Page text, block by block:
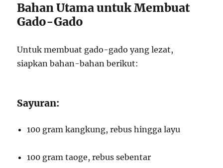
Bahan Utama untuk Membuat
Gado-Gado
Untuk membuat gado-gado yang lezat,
siapkan bahan-bahan berikut:
Sayuran:
100 gram kangkung, rebus hingga layu
100 gram taoge, rebus sebentar